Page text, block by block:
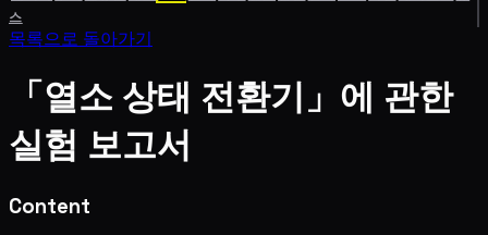
스
목록으로 돌아가기
「열소 상태 전환기」에 관한
실험 보고서
Content